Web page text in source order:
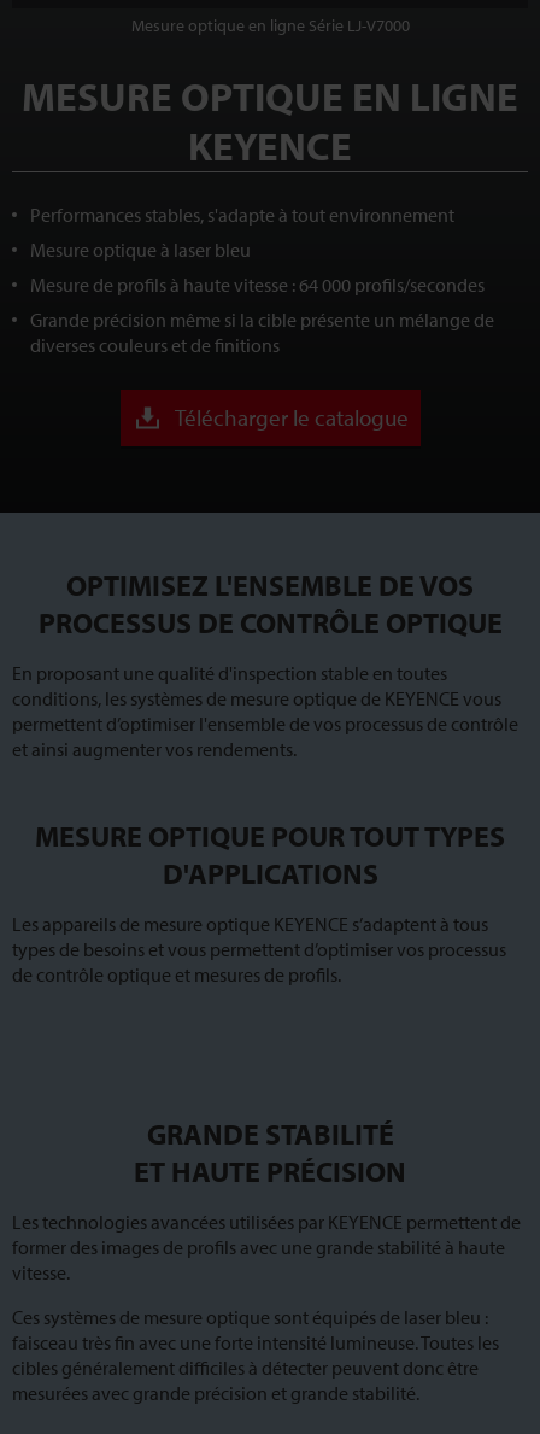
Mesure optique en ligne Série LJ-V7000
MESURE OPTIQUE EN LIGNE
KEYENCE
Performances stables, s'adapte à tout environnement
Mesure optique à laser bleu
Mesure de profils à haute vitesse : 64 000 profils/secondes
Grande précision même si la cible présente un mélange de
diverses couleurs et de finitions
Télécharger le catalogue
OPTIMISEZ L'ENSEMBLE DE VOS
PROCESSUS DE CONTRÔLE OPTIQUE
En proposant une qualité d'inspection stable en toutes
conditions, les systèmes de mesure optique de KEYENCE vous
permettent d’optimiser l'ensemble de vos processus de contrôle
et ainsi augmenter vos rendements.
MESURE OPTIQUE POUR TOUT TYPES
D'APPLICATIONS
Les appareils de mesure optique KEYENCE s’adaptent à tous
types de besoins et vous permettent d’optimiser vos processus
de contrôle optique et mesures de profils.
GRANDE STABILITÉ
ET HAUTE PRÉCISION
Les technologies avancées utilisées par KEYENCE permettent de
former des images de profils avec une grande stabilité à haute
vitesse.
Ces systèmes de mesure optique sont équipés de laser bleu :
faisceau très fin avec une forte intensité lumineuse. Toutes les
cibles généralement difficiles à détecter peuvent donc être
mesurées avec grande précision et grande stabilité.